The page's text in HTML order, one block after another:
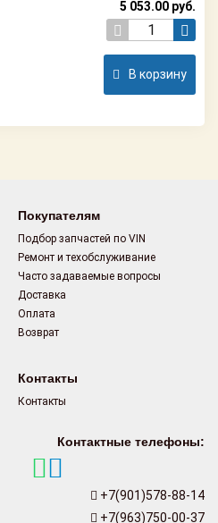
5 053.00 руб.
В корзину
Покупателям
Подбор запчастей по VIN
Ремонт и техобслуживание
Часто задаваемые вопросы
Доставка
Оплата
Возврат
Контакты
Контакты
Контактные телефоны:
+7(901)578-88-14
+7(963)750-00-37